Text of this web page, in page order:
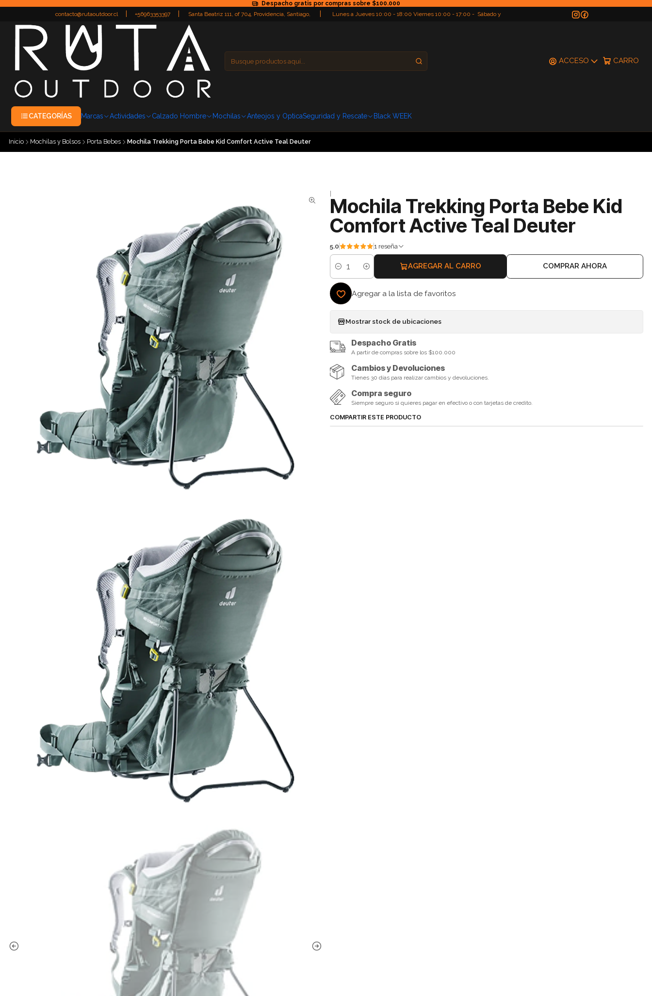
Despacho gratis por compras sobre $100.000
contacto@rutaoutdoor.cl
+56963353397
Santa Beatriz 111, of 704, Providencia, Santiago,
Lunes a Jueves 10:00 - 18:00 Viernes 10:00 - 17:00 - Sábado y
ACCESO CARRO
CATEGORÍAS Marcas Actividades Calzado Hombre Mochilas Anteojos y OpticaSeguridad y Rescate Black WEEK
Inicio Mochilas y Bolsos Porta Bebes Mochila Trekking Porta Bebe Kid Comfort Active Teal Deuter
|
Mochila Trekking Porta Bebe Kid
Comfort Active Teal Deuter
5.0 1 reseña
Cantidad
AGREGAR AL CARRO COMPRAR AHORA
Agregar a la lista de favoritos
Mostrar stock de ubicaciones
Despacho Gratis
A partir de compras sobre los $100.000
Cambios y Devoluciones
Tienes 30 días para realizar cambios y devoluciones.
Compra seguro
Siempre seguro si quieres pagar en efectivo o con tarjetas de credito.
COMPARTIR ESTE PRODUCTO